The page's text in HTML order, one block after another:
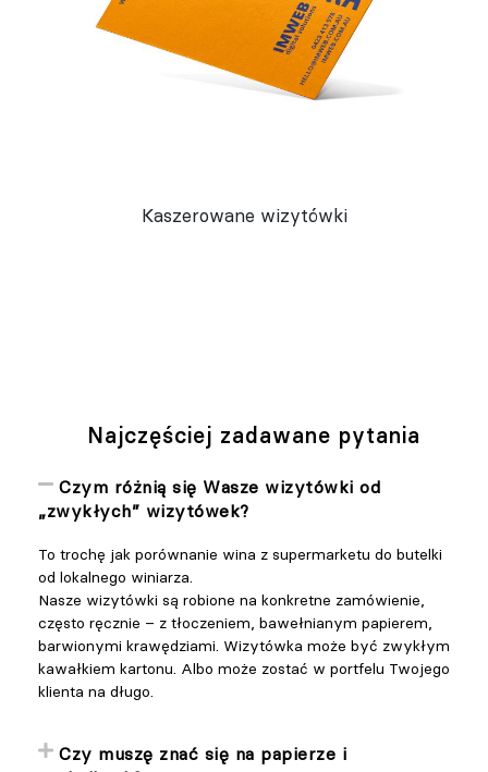
Kaszerowane wizytówki
Najczęściej zadawane pytania
Czym różnią się Wasze wizytówki od
„zwykłych” wizytówek?
To trochę jak porównanie wina z supermarketu do butelki
od lokalnego winiarza.
Nasze wizytówki są robione na konkretne zamówienie,
często ręcznie – z tłoczeniem, bawełnianym papierem,
barwionymi krawędziami. Wizytówka może być zwykłym
kawałkiem kartonu. Albo może zostać w portfelu Twojego
klienta na długo.
Czy muszę znać się na papierze i